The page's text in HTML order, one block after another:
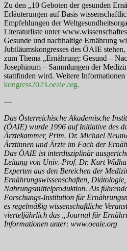
Zu den „10 Geboten der gesunden
Erläuterungen auf Basis
Empfehlungen der
Literaturliste unter
Gesunde und nachhaltige Ernährung
Jubiläumskongresses des ÖAIE
zum Thema „Ernährung: Gesund –
Josephinum – Sammlungen der
stattfinden wird. Weitere
kongress2023.oeaie.org.
—
Das Österreichische Akademische
(ÖAIE) wurde 1996 auf Initiative des
Ärztekammer, Prim. Dr. Michael
Ärztinnen und Ärzte im Fach der
Das ÖAIE ist interdisziplinär
Leitung von Univ.-Prof. Dr. Kurt
Experten aus den Bereichen der
Ernährungswissenschaften,
Nahrungsmittelproduktion. Als
Forschungs-Institution für
es regelmäßig wissenschaftliche
vierteljährlich das „Journal für
Informationen unter: www.oeaie.org